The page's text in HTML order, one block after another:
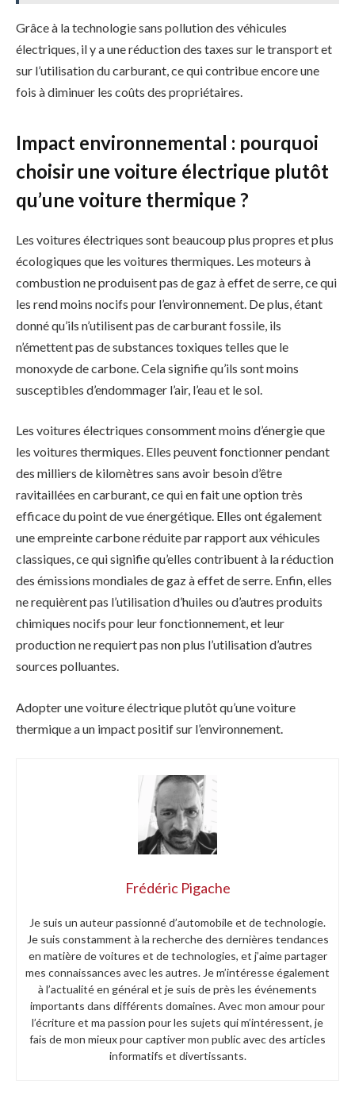
Grâce à la technologie sans pollution des véhicules
électriques, il y a une réduction des taxes sur le transport et
sur l’utilisation du carburant, ce qui contribue encore une
fois à diminuer les coûts des propriétaires.
Impact environnemental : pourquoi
choisir une voiture électrique plutôt
qu’une voiture thermique ?
Les voitures électriques sont beaucoup plus propres et plus
écologiques que les voitures thermiques. Les moteurs à
combustion ne produisent pas de gaz à effet de serre, ce qui
les rend moins nocifs pour l’environnement. De plus, étant
donné qu’ils n’utilisent pas de carburant fossile, ils
n’émettent pas de substances toxiques telles que le
monoxyde de carbone. Cela signifie qu’ils sont moins
susceptibles d’endommager l’air, l’eau et le sol.
Les voitures électriques consomment moins d’énergie que
les voitures thermiques. Elles peuvent fonctionner pendant
des milliers de kilomètres sans avoir besoin d’être
ravitaillées en carburant, ce qui en fait une option très
efficace du point de vue énergétique. Elles ont également
une empreinte carbone réduite par rapport aux véhicules
classiques, ce qui signifie qu’elles contribuent à la réduction
des émissions mondiales de gaz à effet de serre. Enfin, elles
ne requièrent pas l’utilisation d’huiles ou d’autres produits
chimiques nocifs pour leur fonctionnement, et leur
production ne requiert pas non plus l’utilisation d’autres
sources polluantes.
Adopter une voiture électrique plutôt qu’une voiture
thermique a un impact positif sur l’environnement.
Frédéric Pigache
Je suis un auteur passionné d’automobile et de technologie.
Je suis constamment à la recherche des dernières tendances
en matière de voitures et de technologies, et j’aime partager
mes connaissances avec les autres. Je m’intéresse également
à l’actualité en général et je suis de près les événements
importants dans différents domaines. Avec mon amour pour
l’écriture et ma passion pour les sujets qui m’intéressent, je
fais de mon mieux pour captiver mon public avec des articles
informatifs et divertissants.